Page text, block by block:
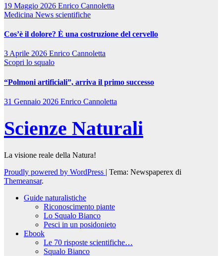
19 Maggio 2026 Enrico Cannoletta
Medicina News scientifiche
Cos’è il dolore? È una costruzione del cervello
3 Aprile 2026 Enrico Cannoletta
Scopri lo squalo
“Polmoni artificiali”, arriva il primo successo
31 Gennaio 2026 Enrico Cannoletta
Scienze Naturali
La visione reale della Natura!
Proudly powered by WordPress | Tema: Newspaperex di
Themeansar.
Guide naturalistiche
Riconoscimento piante
Lo Squalo Bianco
Pesci in un posidonieto
Ebook
Le 70 risposte scientifiche…
Squalo Bianco